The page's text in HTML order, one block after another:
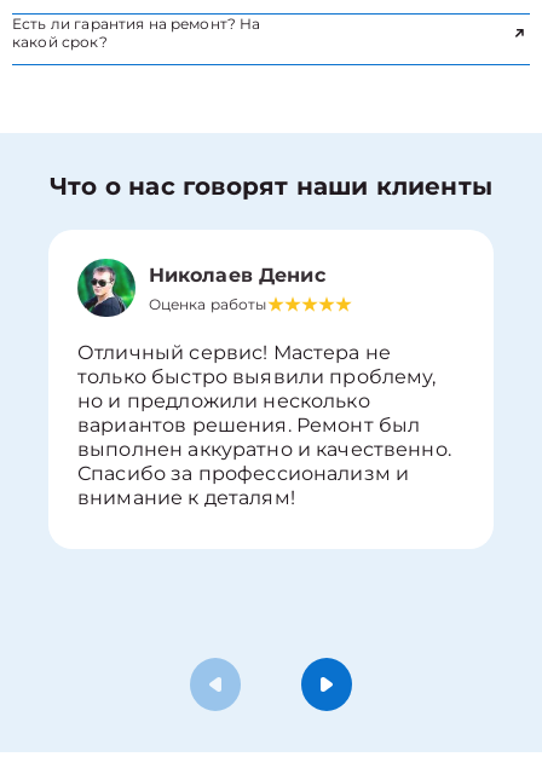
Есть ли гарантия на ремонт? На
какой срок?
Что о нас говорят наши клиенты
Николаев Денис
Оценка работы
Отличный сервис! Мастера не
только быстро выявили проблему,
но и предложили несколько
вариантов решения. Ремонт был
выполнен аккуратно и качественно.
Спасибо за профессионализм и
внимание к деталям!